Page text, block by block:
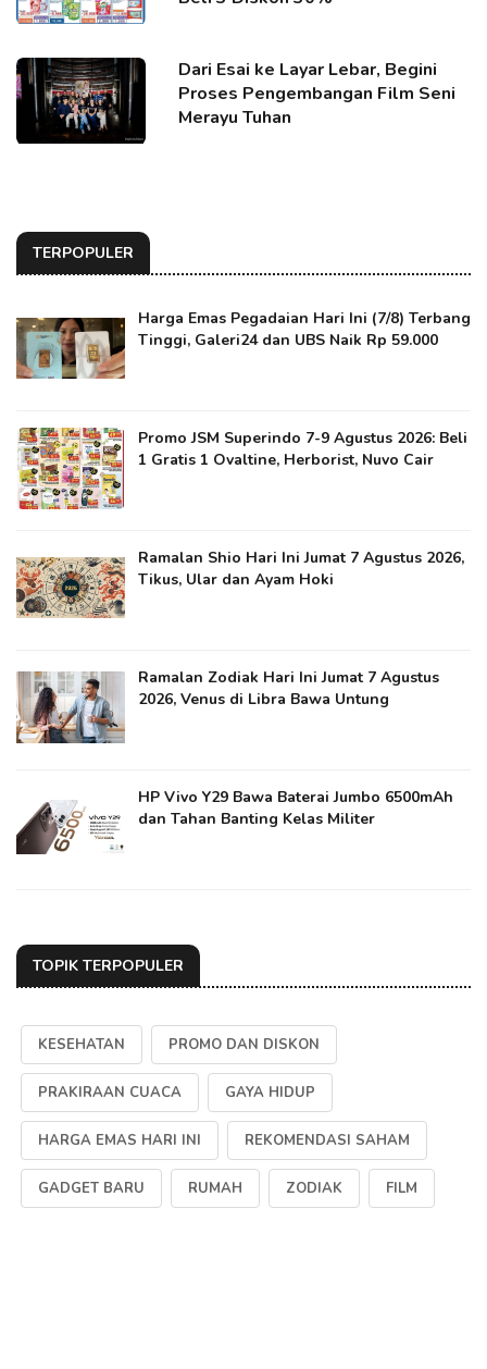
Dari Esai ke Layar Lebar, Begini
Proses Pengembangan Film Seni
Merayu Tuhan
TERPOPULER
Harga Emas Pegadaian Hari Ini (7/8) Terbang
Tinggi, Galeri24 dan UBS Naik Rp 59.000
Promo JSM Superindo 7-9 Agustus 2026: Beli
1 Gratis 1 Ovaltine, Herborist, Nuvo Cair
Ramalan Shio Hari Ini Jumat 7 Agustus 2026,
Tikus, Ular dan Ayam Hoki
Ramalan Zodiak Hari Ini Jumat 7 Agustus
2026, Venus di Libra Bawa Untung
HP Vivo Y29 Bawa Baterai Jumbo 6500mAh
dan Tahan Banting Kelas Militer
TOPIK TERPOPULER
KESEHATAN PROMO DAN DISKON
PRAKIRAAN CUACA GAYA HIDUP
HARGA EMAS HARI INI REKOMENDASI SAHAM
GADGET BARU RUMAH ZODIAK FILM